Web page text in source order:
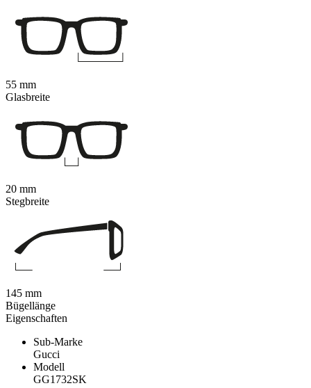
Eigenschaften
Sub-Marke
Gucci
Modell
GG1732SK
55 mm
Glasbreite
20 mm
Stegbreite
145 mm
Bügellänge